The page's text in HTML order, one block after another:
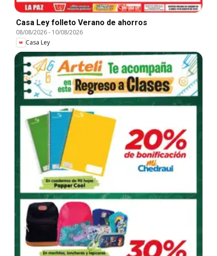
Casa Ley folleto Verano de ahorros
08/08/2026- 10/08/2026
Casa Ley